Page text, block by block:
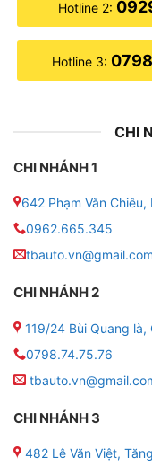
OLEDPRO A5
Chạy đa nhiệm
➠ Màn hình OledPro
tác vụ cùng với
Hotline 2:
Hotline 3:
CHI
CHI NHÁNH 1
642 Phạm Văn Chiêu,
0962.665.345
tbauto.vn@gmail.com
CHI NHÁNH 2
119/24 Bùi Quang là,
0798.74.75.76
CHI NHÁNH 3
482 Lê Văn Việt,